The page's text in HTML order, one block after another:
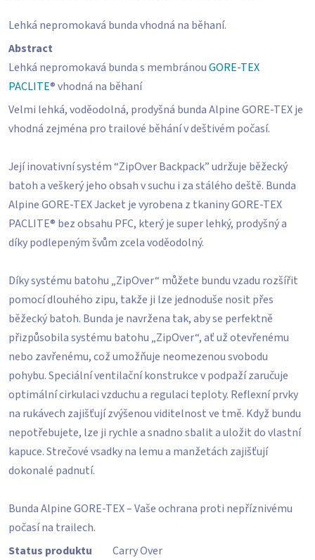
z
hvězdiček.
Lehká nepromokavá bunda vhodná na běhaní.
Abstract
Lehká nepromokavá bunda s membránouGORE-TEX
PACLITE® vhodná na běhaní
Velmi lehká, voděodolná, prodyšná bunda Alpine GORE-TEX je
vhodná zejména pro trailové běhání v deštivém počasí.
Její inovativní systém “ZipOver Backpack” udržuje běžecký
batoh a veškerý jeho obsah v suchu i za stálého deště. Bunda
Alpine GORE-TEX Jacket je vyrobena z tkaniny GORE-TEX
PACLITE® bez obsahu PFC, který je super lehký, prodyšný a
díky podlepeným švům zcela voděodolný.
Díky systému batohu „ZipOver“ můžete bundu vzadu rozšířit
pomocí dlouhého zipu, takže ji lze jednoduše nosit přes
běžecký batoh. Bunda je navržena tak, aby se perfektně
přizpůsobila systému batohu „ZipOver“, ať už otevřenému
nebo zavřenému, což umožňuje neomezenou svobodu
pohybu. Speciální ventilační konstrukce v podpaží zaručuje
optimální cirkulaci vzduchu a regulaci teploty. Reflexní prvky
na rukávech zajišťují zvýšenou viditelnost ve tmě. Když bundu
nepotřebujete, lze ji rychle a snadno sbalit a uložit do vlastní
kapuce. Strečové vsadky na lemu a manžetách zajišťují
dokonalé padnutí.
Bunda Alpine GORE-TEX – Vaše ochrana proti nepříznivému
počasí na trailech.
Status produktu
Carry Over